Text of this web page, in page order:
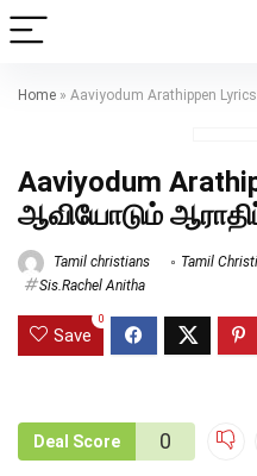
Home » Aaviyodum Arathippen
Aaviyodum
ஆவியோடும்
Tamil christians
Tamil
Sis.Rachel Anitha
Save
0
Deal Score 0